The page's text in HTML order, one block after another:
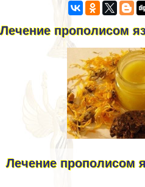
Лечение прополисом
Лечение прополисом